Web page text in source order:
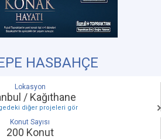
HASBAHÇE
Lokasyon
/ Kağıthane
diğer projeleri gör
Konut Sayısı
200 Konut